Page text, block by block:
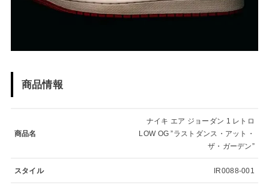
商品情報
商品名
ナイキ エア ジョーダン 1 レトロ
LOW OG ”ラストダンス・アット・
ザ・ガーデン”
スタイル IR0088-001